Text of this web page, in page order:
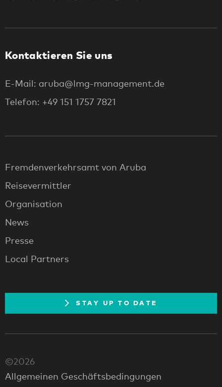
Kontaktieren Sie uns
E-Mail: aruba@lmg-management.de
Telefon: +49 151 1757 7821
Fremdenverkehrsamt von Aruba
Reisevermittler
Organisation
News
Presse
Local Partners
STAY UP TO DATE
©2026
Allgemeinen Geschäftsbedingungen